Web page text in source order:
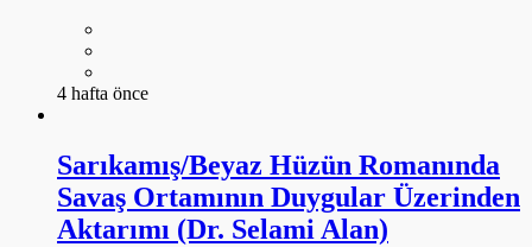
4 hafta önce
Sarıkamış/Beyaz Hüzün Romanında
Savaş Ortamının Duygular Üzerinden
Aktarımı (Dr. Selami Alan)